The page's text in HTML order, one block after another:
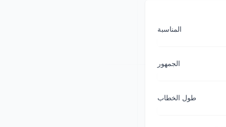
المناسبة
الجمهور
طول الخطاب